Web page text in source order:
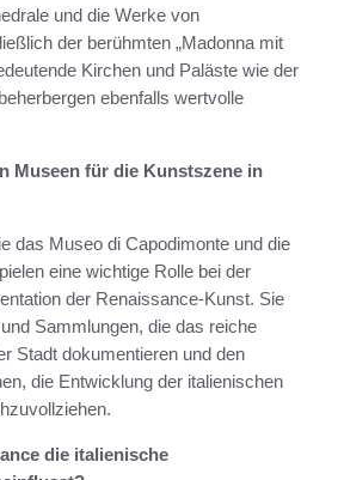
und die Werke von
der berühmten „Madonna mit
Kirchen und Paläste wie der
ebenfalls wertvolle
Museen für die Kunstszene in
das Museo di Capodimonte und die
eine wichtige Rolle bei der
der Renaissance-Kunst. Sie
Sammlungen, die das reiche
Stadt dokumentieren und den
die Entwicklung der italienischen
die italienische